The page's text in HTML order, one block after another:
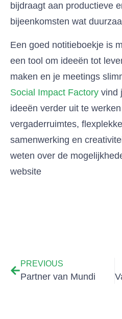
bijdraagt aan productieve
bijeenkomsten wat
Een goed notitieboekje is
een tool om ideeën tot
maken en je meetings
Social Impact Factory vind
ideeën verder uit te
vergaderruimtes,
samenwerking en
weten over de
website
PREVIOUS
Partner van Mundi